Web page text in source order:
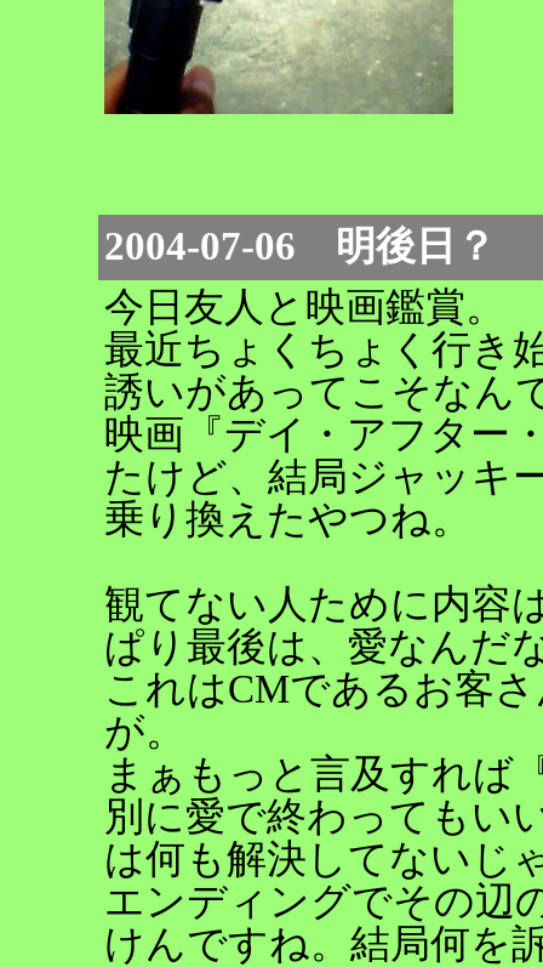
2004-07-06 明後日？
今日友人と映画鑑賞。
最近ちょくちょく行き
誘いがあってこそなん
映画『デイ・アフター
たけど、結局ジャッキ
乗り換えたやつね。
観てない人ために内容
ぱり最後は、愛なんだ
これはCMであるお客
が。
まぁもっと言及すれば
別に愛で終わってもい
は何も解決してないじ
エンディングでその辺
けんですね。結局何を